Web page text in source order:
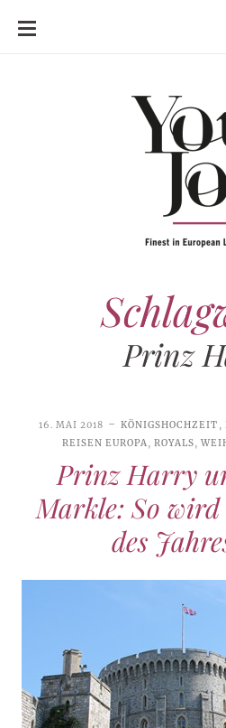
SKIP
Prinz
16. MAI 2018 KÖNIGSHOCHZEIT ,
REISEN EUROPA, ROYALS,
Prinz Harry
Markle: So
des